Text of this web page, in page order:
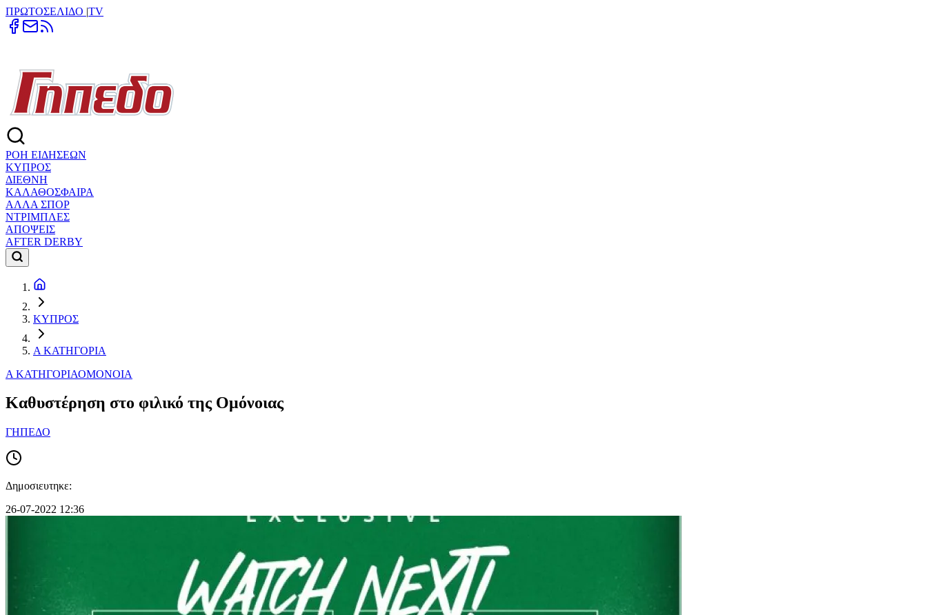
ΠΡΩΤΟΣΕΛΙΔΟ |TV
ΡΟΗ ΕΙΔΗΣΕΩΝ
ΚΥΠΡΟΣ
ΔΙΕΘΝΗ
ΚΑΛΑΘΟΣΦΑΙΡΑ
ΑΛΛΑ ΣΠΟΡ
ΝΤΡΙΜΠΛΕΣ
ΑΠΟΨΕΙΣ
AFTER DERBY
ΚΥΠΡΟΣ
Α ΚΑΤΗΓΟΡΙΑ
Α ΚΑΤΗΓΟΡΙΑΟΜΟΝΟΙΑ
Καθυστέρηση στο φιλικό της Ομόνοιας
ΓΗΠΕΔΟ
Δημοσιευτηκε:
26-07-2022 12:36